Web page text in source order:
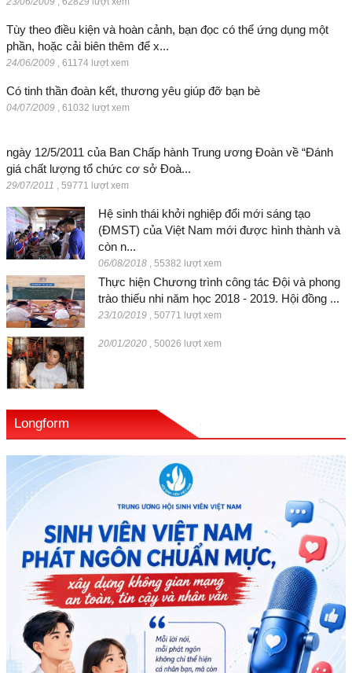
Tùy theo điều kiện và hoàn cảnh, bạn đọc có thể ứng dụng một
phần, hoặc cải biên thêm để x...
24/06/2009 , 61174 lượt xem
Có tinh thần đoàn kết, thương yêu giúp đỡ bạn bè
04/07/2009 , 61032 lượt xem
ngày 12/5/2011 của Ban Chấp hành Trung ương Đoàn về “Đánh
giá chất lượng tổ chức cơ sở Đoà...
29/07/2011 , 59771 lượt xem
Hệ sinh thái khởi nghiệp đổi mới sáng tạo
(ĐMST) của Việt Nam mới được hình thành và
còn n...
06/08/2018 , 55382 lượt xem
Thực hiện Chương trình công tác Đội và phong
trào thiếu nhi năm học 2018 - 2019. Hội đồng ...
23/10/2019 , 50771 lượt xem
20/01/2020 , 50026 lượt xem
Longform